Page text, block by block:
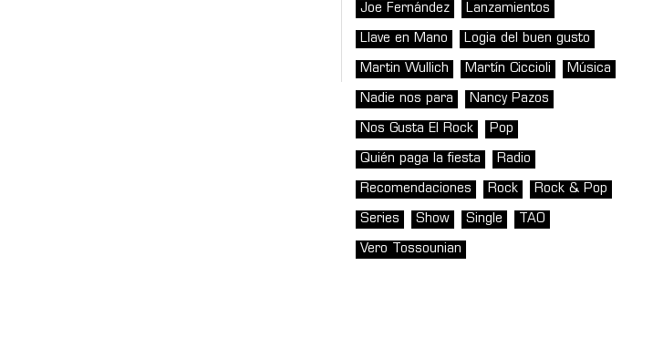
Joe Fernández Lanzamientos
Llave en Mano Logia del buen gusto
Martin Wullich Martín Ciccioli Música
Nadie nos para Nancy Pazos
Nos Gusta El Rock Pop
Quién paga la fiesta Radio
Recomendaciones Rock Rock & Pop
Series Show Single TAO
Vero Tossounian